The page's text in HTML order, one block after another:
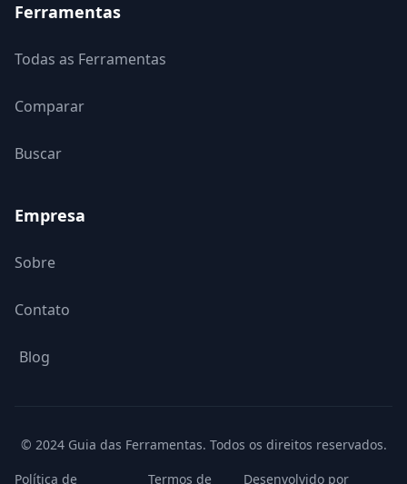
Ferramentas
Todas as Ferramentas
Comparar
Buscar
Empresa
Sobre
Contato
Blog
© 2024 Guia das Ferramentas. Todos os direitos reservados.
Política de
Termos de Desenvolvido por